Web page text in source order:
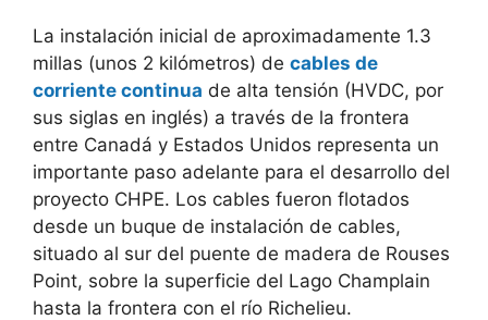
La instalación inicial de aproximadamente 1.3
millas (unos 2 kilómetros) de cables de
corriente continua de alta tensión (HVDC, por
sus siglas en inglés) a través de la frontera
entre Canadá y Estados Unidos representa un
importante paso adelante para el desarrollo del
proyecto CHPE. Los cables fueron flotados
desde un buque de instalación de cables,
situado al sur del puente de madera de Rouses
Point, sobre la superficie del Lago Champlain
hasta la frontera con el río Richelieu.